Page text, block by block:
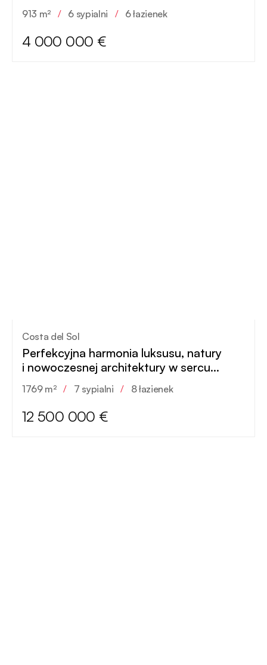
913 m² / 6 sypialni / 6 łazienek
4 000 000 €
Costa del Sol
Perfekcyjna harmonia luksusu, natury
i nowoczesnej architektury w sercu
Sotogrande
1769 m² / 7 sypialni / 8 łazienek
12 500 000 €